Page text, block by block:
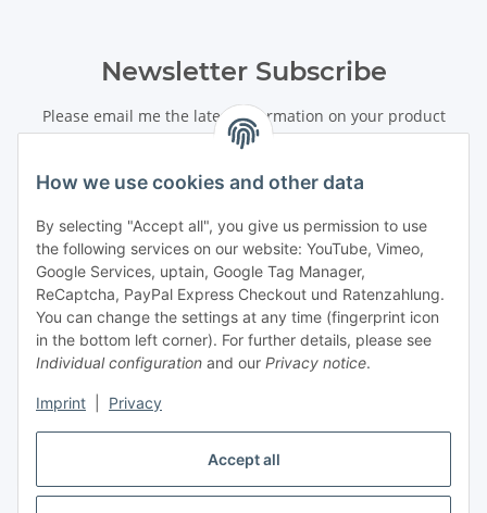
Accept all
How we use cookies and other data
By selecting "Accept all", you give us permission to use
the following services on our website: YouTube, Vimeo,
Google Services, uptain, Google Tag Manager,
ReCaptcha, PayPal Express Checkout und Ratenzahlung.
You can change the settings at any time (fingerprint icon
in the bottom left corner). For further details, please see
Individual configuration and our Privacy notice.
Imprint Privacy
Newsletter Subscribe
Please email me the latest information on your product
portfolio regularly and in accordance with your dataprivacy
said emails at any time.
Subscribe
Newsletter Subscribe
Information
Legal
Withdraw order